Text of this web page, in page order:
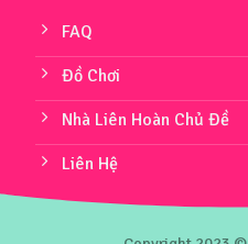
FAQ
Đồ Chơi
Nhà Liên Hoàn Chủ Đề
Liên Hệ